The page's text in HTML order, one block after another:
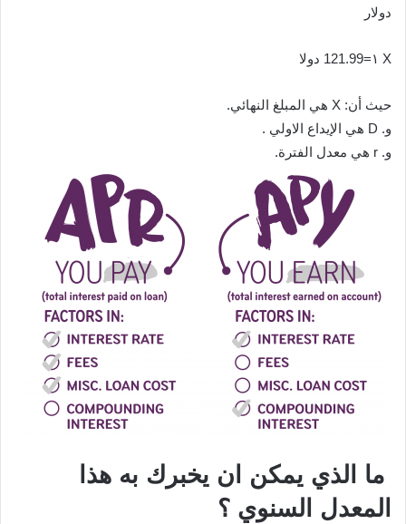
دولار
X ١=121.99 دولا
حيث أن: X هي المبلغ النهائي.
و. D هي الإيداع الاولي .
و. r هي معدل الفترة.
ما الذي يمكن ان يخبرك به هذا
المعدل السنوي ؟